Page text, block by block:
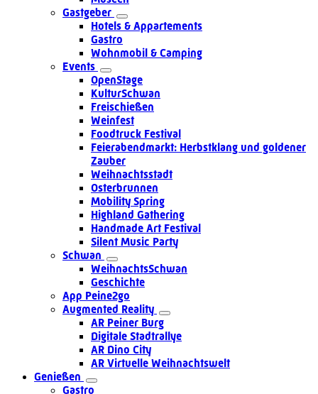
Gastgeber
Hotels & Appartements
Gastro
Wohnmobil & Camping
Events
OpenStage
KulturSchwan
Freischießen
Weinfest
Foodtruck Festival
Feierabendmarkt: Herbstklang und goldener
Zauber
Weihnachtsstadt
Osterbrunnen
Mobility Spring
Highland Gathering
Handmade Art Festival
Silent Music Party
Schwan
WeihnachtsSchwan
Geschichte
App Peine2go
Augmented Reality
AR Peiner Burg
Digitale Stadtrallye
AR Dino City
AR Virtuelle Weihnachtswelt
Genießen
Gastro